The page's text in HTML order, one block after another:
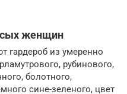
женщин
гардероб из умеренно
рубинового,
болотного,
сине-зеленого, цвет